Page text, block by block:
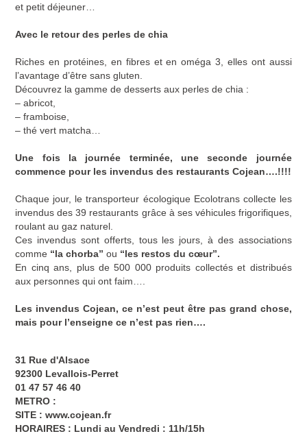
et petit déjeuner…
Avec le retour des perles de chia
Riches en protéines, en fibres et en oméga 3, elles ont aussi
l’avantage d’être sans gluten.
Découvrez la gamme de desserts aux perles de chia :
– abricot,
– framboise,
– thé vert matcha…
Une fois la journée terminée, une seconde journée
commence pour les invendus des restaurants Cojean….!!!!
Chaque jour, le transporteur écologique Ecolotrans collecte les
invendus des 39 restaurants grâce à ses véhicules frigorifiques,
roulant au gaz naturel.
Ces invendus sont offerts, tous les jours, à des associations
comme “la chorba” ou “les restos du cœur”.
En cinq ans, plus de 500 000 produits collectés et distribués
aux personnes qui ont faim….
Les invendus Cojean, ce n’est peut être pas grand chose,
mais pour l’enseigne ce n’est pas rien….
31 Rue d'Alsace
92300 Levallois-Perret
01 47 57 46 40
METRO :
SITE :www.cojean.fr
HORAIRES : Lundi au Vendredi : 11h/15h